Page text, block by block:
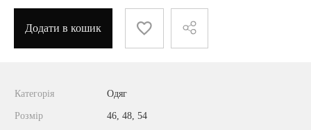
Додати в кошик
Категорія Одяг
Розмір 46, 48, 54